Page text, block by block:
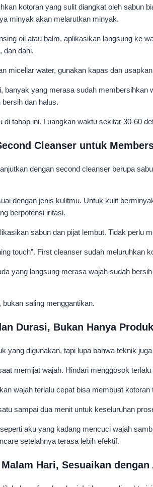
kotoran yang sulit diangkat oleh sabun
minyak akan melarutkan minyak.
oil atau balm, aplikasikan langsung ke
dan dahi.
micellar water, gunakan kapas dan
banyak yang merasa sudah
dan halus.
di tahap ini. Luangkan waktu sekitar 30-60
Cleanser untuk
dengan second cleanser berupa
dengan jenis kulitmu. Untuk kulit
berpotensi iritasi.
sabun dan pijat lembut. Tidak perlu
touch”. First cleanser sudah
yang langsung merasa wajah sudah
saling menggantikan.
Durasi, Bukan Hanya
yang digunakan, tapi lupa bahwa teknik
memijat wajah. Hindari menggosok
wajah terlalu cepat bisa membuat
sampai dua menit untuk keseluruhan
aku yang kadang mencuci wajah
setelahnya terasa lebih efektif.
Hari, Sesuaikan